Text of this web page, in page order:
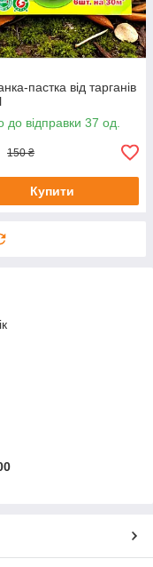
пастка від тарганів
до відправки 37 од.
150 ₴
Купити